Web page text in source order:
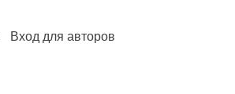
Вход для авторов